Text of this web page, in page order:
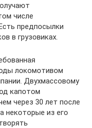
числе
предпосылки
в грузовиках.
локомотивом
Двухмассовому
капотом
через 30 лет после
некоторые из его